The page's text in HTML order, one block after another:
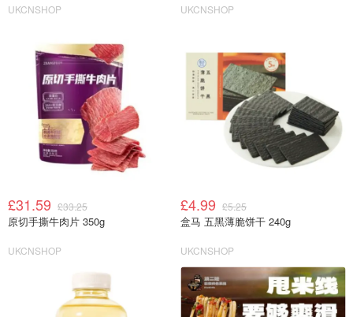
UKCNSHOP UKCNSHOP
£31.59 £33.25
原切手撕牛肉片 350g
UKCNSHOP
£4.99 £5.25
盒马 五黑薄脆饼干 240g
UKCNSHOP